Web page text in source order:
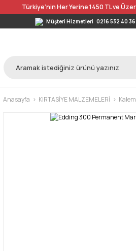
Türkiye’nin Her Yerine 1450 TL ve
Müşteri Hizmetleri 0216 532 40 36
Anasayfa KIRTASİYE MALZEMELERİ